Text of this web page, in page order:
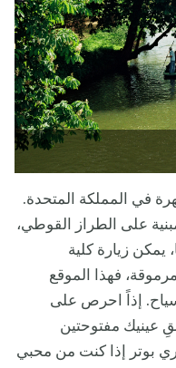
في المملكة المتحدة.
على الطراز القوطي،
يمكن زيارة كلية
فهذا الموقع
إذاً احرص على
عينيك مفتوحتين
بوتر إذا كنت من محبي